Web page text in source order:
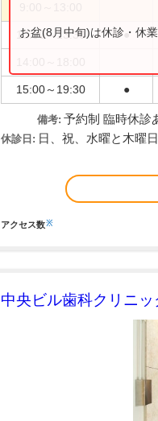
10:00～13:30 ●
15:00～19:30 ●
お盆(8月中旬)は休診・休
備考: 予約制 臨時休診
休診日: 日、祝、水曜と木曜
アクセス数※
中央ビル歯科クリニッ